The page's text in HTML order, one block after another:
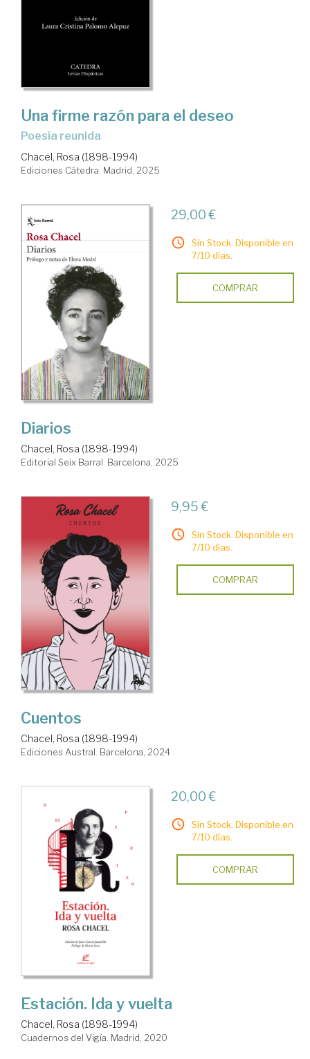
Una firme razón para el deseo
Poesía reunida
Chacel, Rosa (1898-1994)
Ediciones Cátedra. Madrid, 2025
29,00 €
Sin Stock. Disponible en
7/10 días.
COMPRAR
Diarios
Chacel, Rosa (1898-1994)
Editorial Seix Barral. Barcelona, 2025
9,95 €
Sin Stock. Disponible en
7/10 días.
COMPRAR
Cuentos
Chacel, Rosa (1898-1994)
Ediciones Austral. Barcelona, 2024
20,00 €
Sin Stock. Disponible en
7/10 días.
COMPRAR
Estación. Ida y vuelta
Chacel, Rosa (1898-1994)
Cuadernos del Vigía. Madrid, 2020